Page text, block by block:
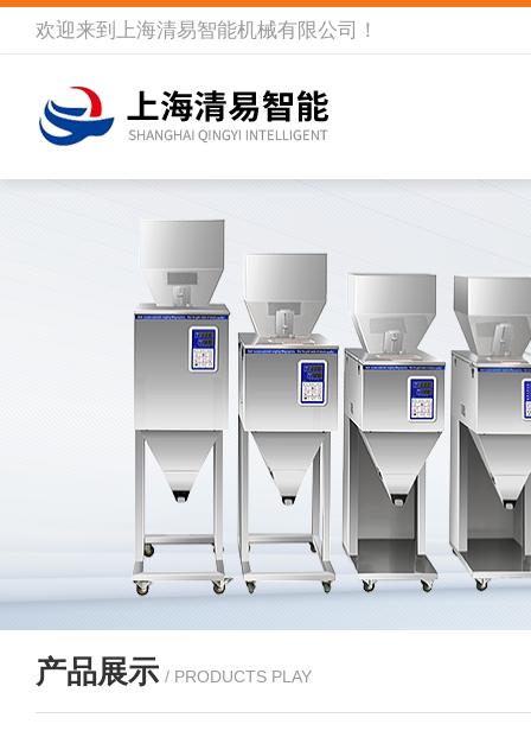
欢迎来到 上海清易智能机械有限公司 ！
产品展示 / PRODUCTS PLAY